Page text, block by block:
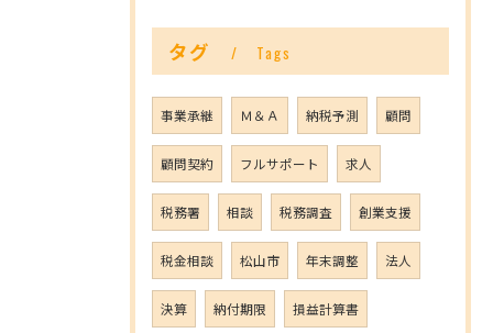
タグ Tags
事業承継 Ｍ＆Ａ 納税予測 顧問
顧問契約 フルサポート 求人
税務署 相談 税務調査 創業支援
税金相談 松山市 年末調整 法人
決算 納付期限 損益計算書